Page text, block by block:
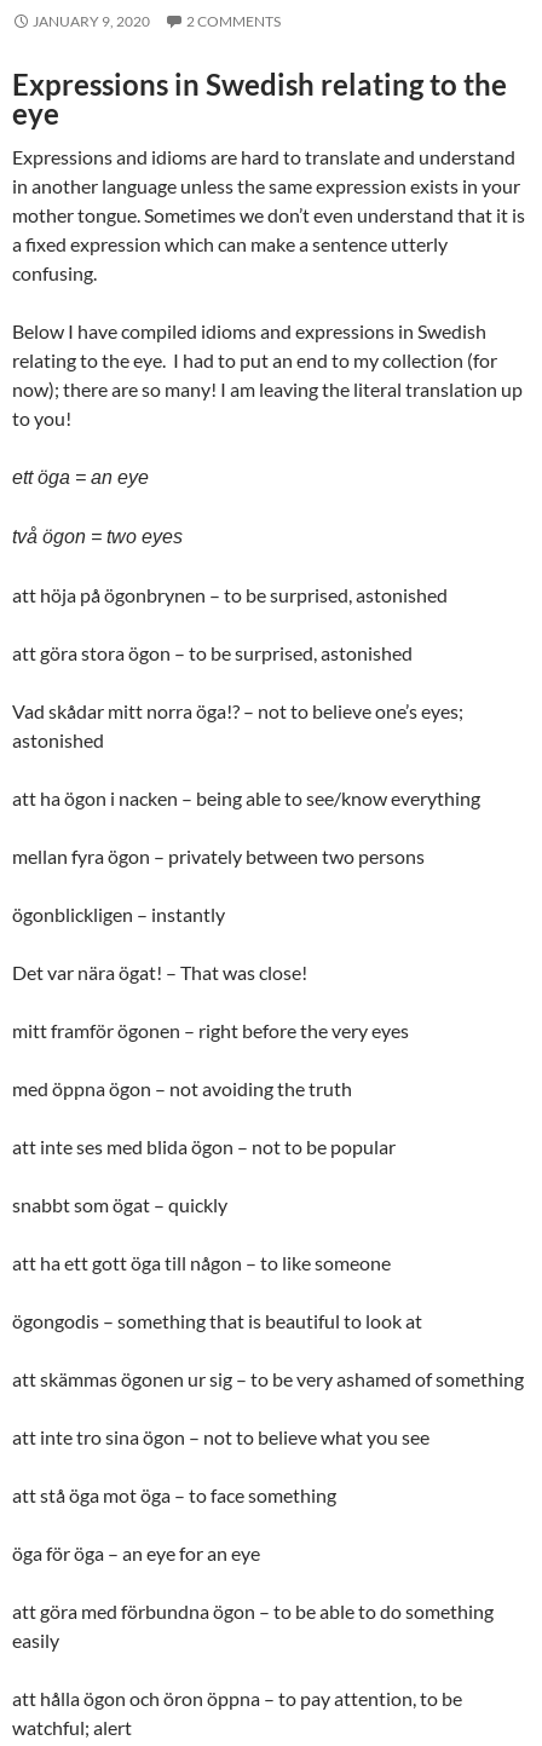
JANUARY 9, 2020 2 COMMENTS
Expressions in Swedish relating to the
eye
Expressions and idioms are hard to translate and understand
in another language unless the same expression exists in your
mother tongue. Sometimes we don’t even understand that it is
a fixed expression which can make a sentence utterly
confusing.
Below I have compiled idioms and expressions in Swedish
relating to the eye. I had to put an end to my collection (for
now); there are so many! I am leaving the literal translation up
to you!
ett öga = an eye
två ögon = two eyes
att höja på ögonbrynen – to be surprised, astonished
att göra stora ögon – to be surprised, astonished
Vad skådar mitt norra öga!? – not to believe one’s eyes;
astonished
att ha ögon i nacken – being able to see/know everything
mellan fyra ögon – privately between two persons
ögonblickligen – instantly
Det var nära ögat! – That was close!
mitt framför ögonen – right before the very eyes
med öppna ögon – not avoiding the truth
att inte ses med blida ögon – not to be popular
snabbt som ögat – quickly
att ha ett gott öga till någon – to like someone
ögongodis – something that is beautiful to look at
att skämmas ögonen ur sig – to be very ashamed of something
att inte tro sina ögon – not to believe what you see
att stå öga mot öga – to face something
öga för öga – an eye for an eye
att göra med förbundna ögon – to be able to do something
easily
att hålla ögon och öron öppna – to pay attention, to be
watchful; alert